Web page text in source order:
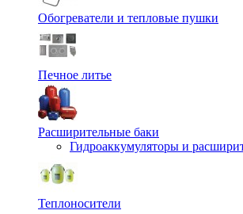
Обогреватели и тепловые пушки
Печное литье
Расширительные баки
Гидроаккумуляторы и
Теплоносители